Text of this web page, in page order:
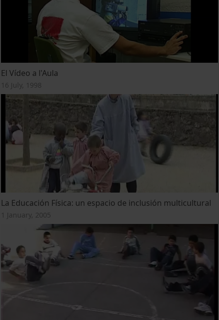
El Vídeo a l'Aula
16 July, 1998
La Educación Física: un espacio de inclusión multicultural
1 January, 2005